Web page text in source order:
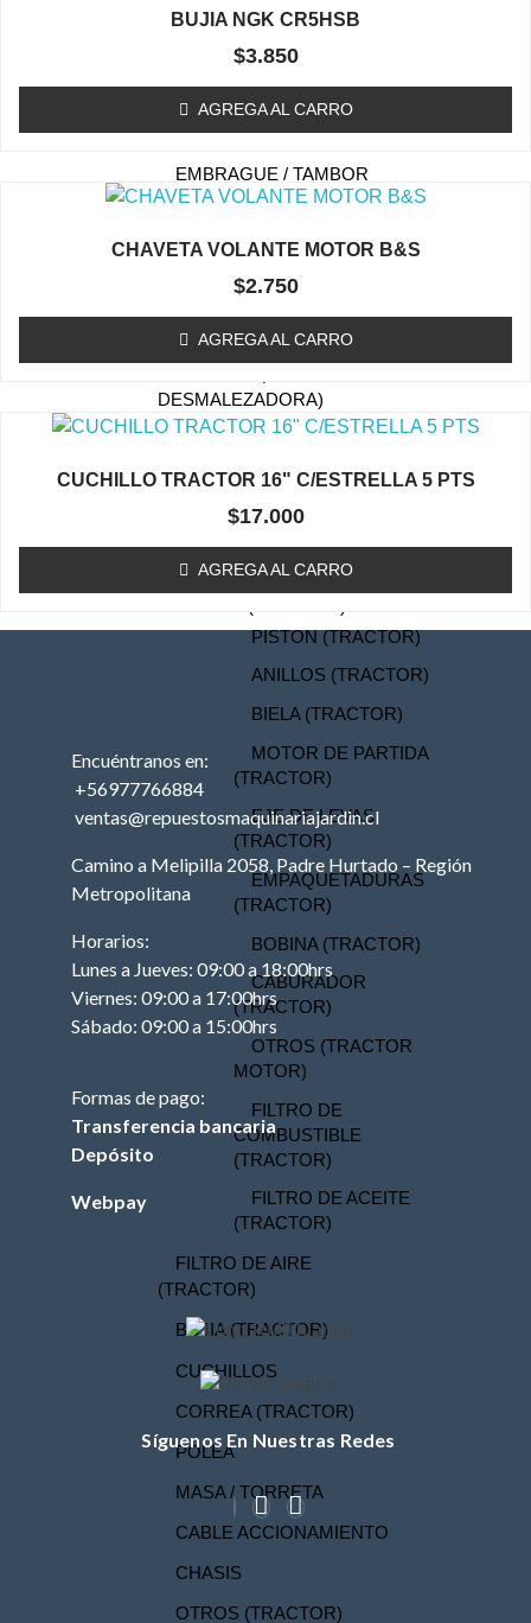
(ORILLADORA/DESMALEZADORA)
ESTANQUE DE
COMBUSTIBLE
EMBRAGUE / TAMBOR
(ORILLADORA/DESMALEZADORA)
CARBURADOR
CARBURADOR
DESMALEZADORA)
ACCESORIOS
OTROS (ORILLADORA
DESMALEZADORA)
TRACTOR
PISTON (TRACTOR)
ANILLOS (TRACTOR)
BIELA (TRACTOR)
MOTOR DE PARTIDA
(TRACTOR)
EJE DE LEVAS
(TRACTOR)
EMPAQUETADURAS
(TRACTOR)
BOBINA (TRACTOR)
CABURADOR
(TRACTOR)
OTROS (TRACTOR
MOTOR)
FILTRO DE
COMBUSTIBLE
(TRACTOR)
FILTRO DE ACEITE
(TRACTOR)
FILTRO DE AIRE
(TRACTOR)
BUJIA (TRACTOR)
CUCHILLOS
CORREA (TRACTOR)
POLEA
MASA / TORRETA
CABLE ACCIONAMIENTO
CHASIS
OTROS (TRACTOR)
BUJIA NGK CR5HSB
$3.850
AGREGA AL CARRO
CHAVETA VOLANTE MOTOR B&S
$2.750
AGREGA AL CARRO
CUCHILLO TRACTOR 16" C/ESTRELLA 5 PTS
$17.000
AGREGA AL CARRO
Encuéntranos en:
+56977766884
ventas@repuestosmaquinariajardin.cl
Camino a Melipilla 2058, Padre Hurtado – Región
Metropolitana
Horarios:
Lunes a Jueves: 09:00 a 18:00hrs
Viernes: 09:00 a 17:00hrs
Sábado: 09:00 a 15:00hrs
Formas de pago:
Transferencia bancaria
Depósito
Webpay
Síguenos En Nuestras Redes